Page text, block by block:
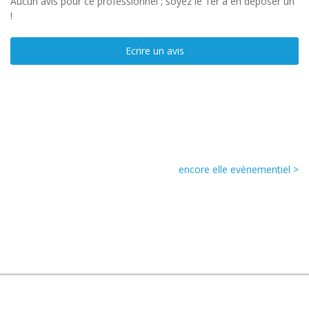
!
Ecrire un avis
encore elle evènementiel >